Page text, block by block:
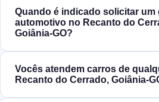
Quando é indicado solicitar um
automotivo no Recanto do
Goiânia‑GO?
Vocês atendem carros de
Recanto do Cerrado,